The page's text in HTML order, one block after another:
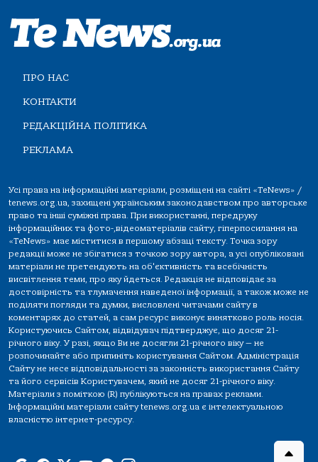
ПРО НАС
КОНТАКТИ
РЕДАКЦІЙНА ПОЛІТИКА
РЕКЛАМА
Усі права на інформаційні матеріали, розміщені на сайті «TeNews» /
tenews.org.ua, захищені українським законодавством про авторське
право та інші суміжні права. При використанні, передруку
інформаційних та фото-,відеоматеріалів сайту, гіперпосилання на
«TeNews» має міститися в першому абзаці тексту. Точка зору
редакції може не збігатися з точкою зору автора, а усі опубліковані
матеріали не претендують на об'єктивність та всебічність
висвітлення теми, про яку йдеться. Редакція не відповідає за
достовірність та тлумачення наведеної інформації, а також може не
поділяти погляди та думки, висловлені читачами сайту в
коментарях до статей, а сам ресурс виконує винятково роль носія.
Користуючись Сайтом, відвідувач підтверджує, що досяг 21-
річного віку. У разі, якщо Ви не досягли 21-річного віку — не
розпочинайте або припиніть користування Сайтом. Адміністрація
Сайту не несе відповідальності за законність використання Сайту
та його сервісів Користувачем, який не досяг 21-річного віку.
Матеріали з поміткою (R) публікуються на правах реклами.
Інформаційні матеріали сайту tenews.org.ua є інтелектуальною
власністю інтернет-ресурсу.